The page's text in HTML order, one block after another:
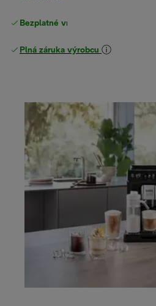
Bezplatné vrátenie tovaru
Plná záruka výrobcu